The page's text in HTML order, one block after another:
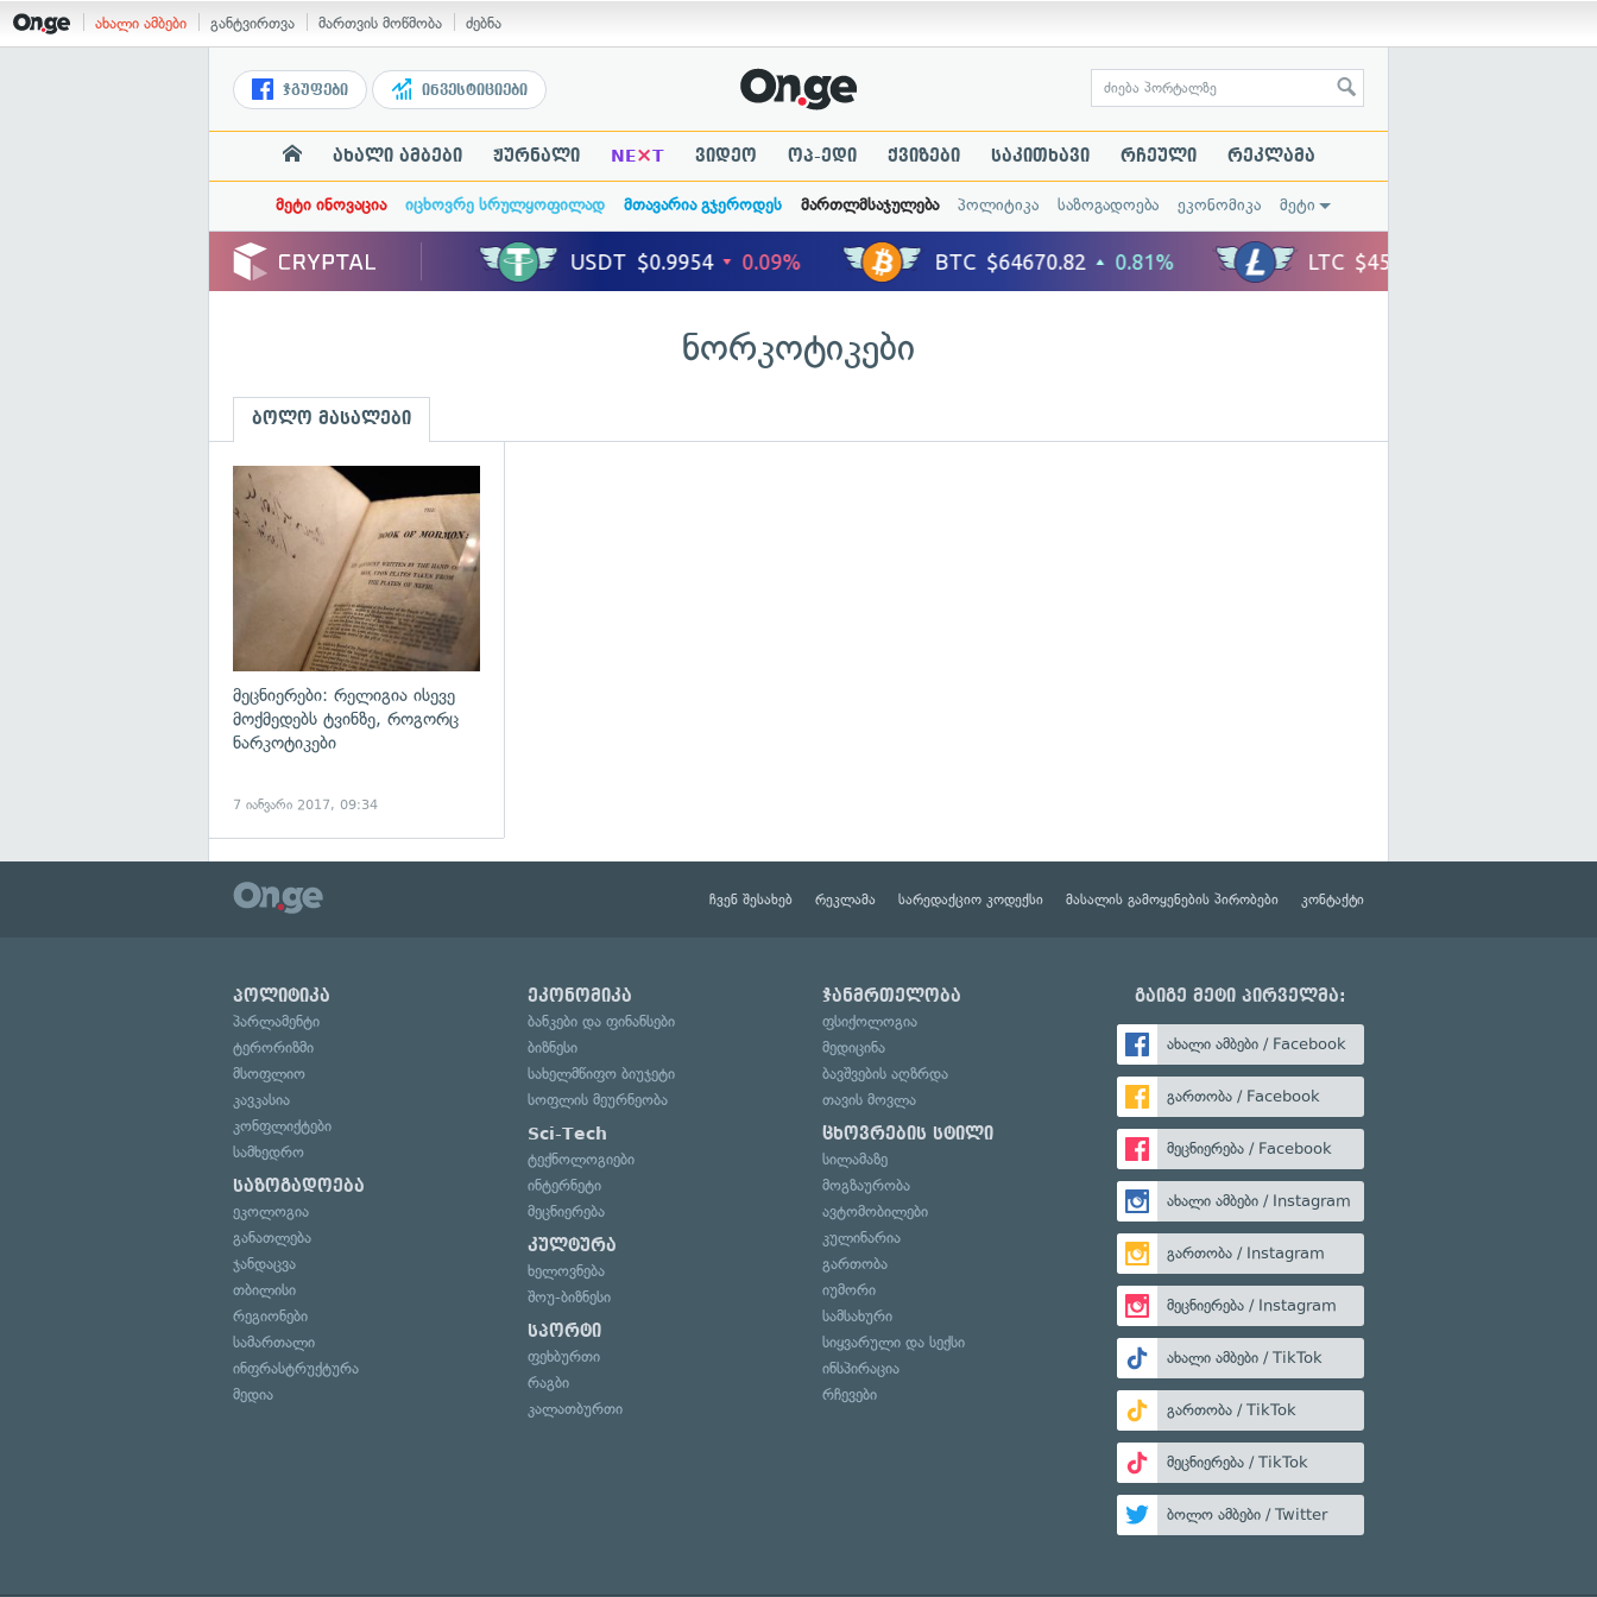
ახალი ამბები განტვირთვა მართვის მოწმობა ძებნა
ჯგუფები ინვესტიციები
ახალი ამბები ჟურნალი NE×T ვიდეო ოპ-ედი ქვიზები საკითხავი რჩეული რეკლამა
მეტი ინოვაცია იცხოვრე სრულყოფილად მთავარია გჯეროდეს მართლმსაჯულება პოლიტიკა საზოგადოება ეკონომიკა მეტი
ნორკოტიკები
ბოლო მასალები
მეცნიერები: რელიგია ისევე
მოქმედებს ტვინზე, როგორც
ნარკოტიკები
7 იანვარი 2017, 09:34
ჩვენ შესახებ რეკლამა სარედაქციო კოდექსი მასალის გამოყენების პირობები კონტაქტი
პოლიტიკა
პარლამენტი
ტერორიზმი
მსოფლიო
კავკასია
კონფლიქტები
სამხედრო
საზოგადოება
ეკოლოგია
განათლება
ჯანდაცვა
თბილისი
რეგიონები
სამართალი
ინფრასტრუქტურა
მედია
ეკონომიკა
ბანკები და ფინანსები
ბიზნესი
სახელმწიფო ბიუჯეტი
სოფლის მეურნეობა
Sci-Tech
ტექნოლოგიები
ინტერნეტი
მეცნიერება
კულტურა
ხელოვნება
შოუ-ბიზნესი
სპორტი
ფეხბურთი
რაგბი
კალათბურთი
ჯანმრთელობა
ფსიქოლოგია
მედიცინა
ბავშვების აღზრდა
თავის მოვლა
ცხოვრების სტილი
სილამაზე
მოგზაურობა
ავტომობილები
კულინარია
გართობა
იუმორი
სამსახური
სიყვარული და სექსი
ინსპირაცია
რჩევები
გაიგე მეტი პირველმა:
ახალი ამბები / Facebook
გართობა / Facebook
მეცნიერება / Facebook
ახალი ამბები / Instagram
გართობა / Instagram
მეცნიერება / Instagram
ახალი ამბები / TikTok
გართობა / TikTok
მეცნიერება / TikTok
ბოლო ამბები / Twitter